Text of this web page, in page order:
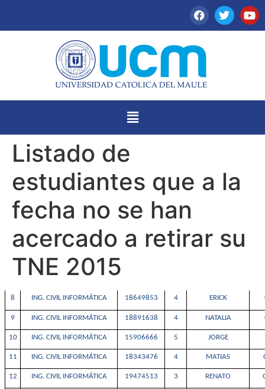
Listado de
estudiantes que a la
fecha no se han
acercado a retirar su
TNE 2015
8 ING. CIVIL INFORMÁTICA 18649853 4 ERICK
9 ING. CIVIL INFORMÁTICA 18891638 4 NATALIA
10 ING. CIVIL INFORMÁTICA 15906666 5 JORGE
11 ING. CIVIL INFORMÁTICA 18343476 4 MATIAS
12 ING. CIVIL INFORMÁTICA 19474513 3 RENATO